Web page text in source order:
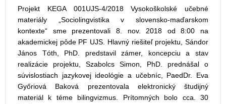
Projekt KEGA 001UJS-4/2018 Vysokoškolské učebné
materiály „Sociolingvistika v slovensko-maďarskom
kontexte“ sme prezentovali 8. nov. 2018 od 8:00 na
akademickej pôde PF UJS. Hlavný riešiteľ projektu, Sándor
János Tóth, PhD. predstavil zámer, koncepciu a stav
realizácie projektu, Szabolcs Simon, PhD. prednášal o
súvislostiach jazykovej ideológie a učebníc, PaedDr. Eva
Győriová Baková prezentovala elektronický študijný
materiál k téme bilingvizmus. Prítomných bolo cca. 30